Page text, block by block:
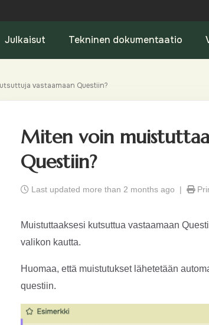
Julkaisut Tekninen dokumentaatio
vastaamaan Questiin?
Miten voin
Questiin?
Last updated more than 2 months ago |
Muistuttaaksesi kutsuttua vastaamaan
valikon kautta.
Huomaa, että muistutukset lähetetään
questiin.